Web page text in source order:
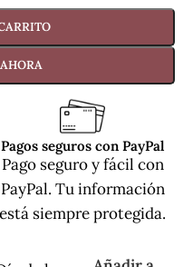
Pagos seguros con PayPal
Pago seguro y fácil con
PayPal. Tu información
está siempre protegida.